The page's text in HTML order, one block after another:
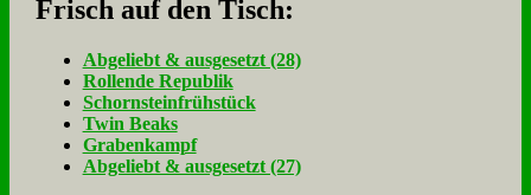
Frisch auf den Tisch:
Ab­ge­liebt & aus­ge­setzt (28)
Rol­len­de Re­pu­blik
Schorn­stein­früh­stück
Twin Beaks
Gra­ben­kampf
Ab­ge­liebt & aus­ge­setzt (27)